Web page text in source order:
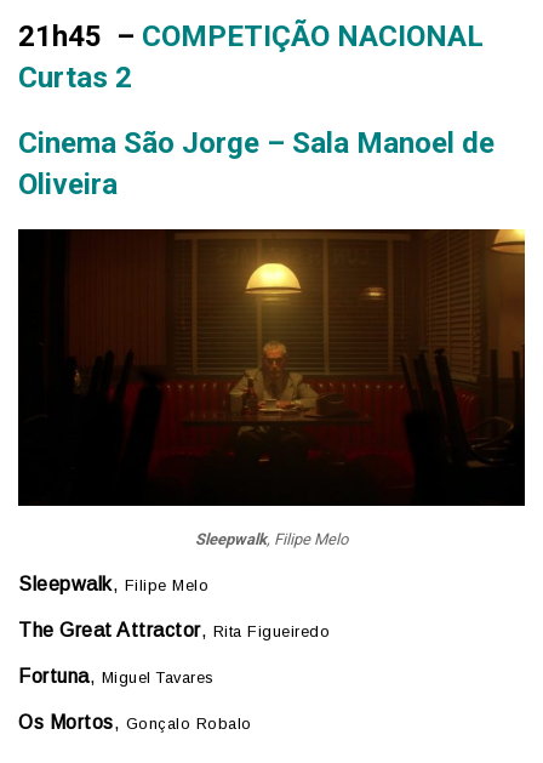
21h45 – COMPETIÇÃO NACIONAL
Curtas 2
Cinema São Jorge – Sala Manoel de
Oliveira
Sleepwalk, Filipe Melo
Sleepwalk, Filipe Melo
The Great Attractor, Rita Figueiredo
Fortuna, Miguel Tavares
Os Mortos, Gonçalo Robalo